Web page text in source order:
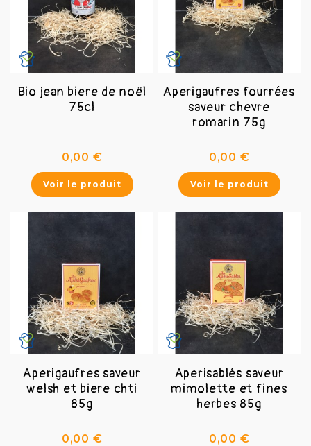
Bio jean biere de noël
75cl
0,00 €Prix
Voir le produit
Aperigaufres fourrées
saveur chevre
romarin 75g
0,00 €Prix
Voir le produit
Aperigaufres saveur
welsh et biere chti
85g
0,00 €Prix
Aperisablés saveur
mimolette et fines
herbes 85g
0,00 €Prix